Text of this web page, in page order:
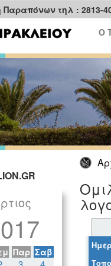
τηλ : 2813-
Ο
Παρ Σαβ